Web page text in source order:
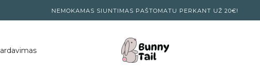
NEMOKAMAS SIUNTIMAS PAŠTOMATU PERKANT UŽ 20€!